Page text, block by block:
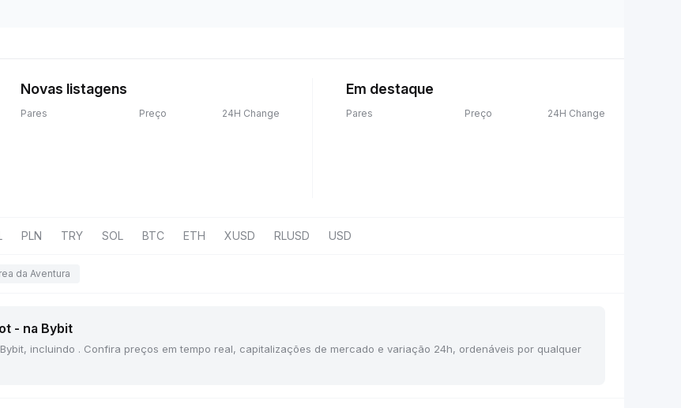
Novas listagens
Pares Preço 24H Change
Em destaque
Pares Preço 24H Change
PLN TRY SOL BTC ETH XUSD RLUSD USD
da Aventura
- na Bybit
incluindo . Confira preços em tempo real, capitalizações de mercado e variação 24h, ordenáveis por qualquer